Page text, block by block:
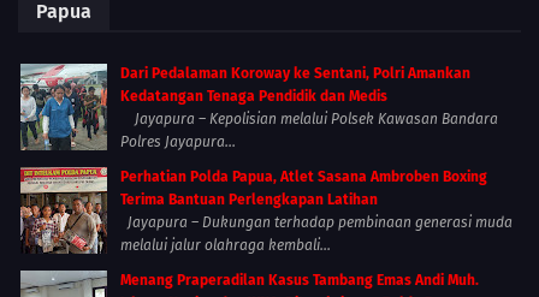
Papua
Dari Pedalaman Koroway ke Sentani, Polri Amankan
Kedatangan Tenaga Pendidik dan Medis
Jayapura – Kepolisian melalui Polsek Kawasan Bandara
Polres Jayapura...
Perhatian Polda Papua, Atlet Sasana Ambroben Boxing
Terima Bantuan Perlengkapan Latihan
Jayapura – Dukungan terhadap pembinaan generasi muda
melalui jalur olahraga kembali...
Menang Praperadilan Kasus Tambang Emas Andi Muh.